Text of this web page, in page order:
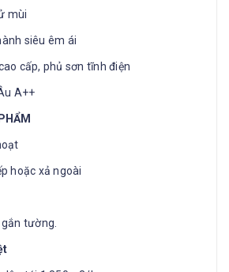
mùi
siêu êm ái
cấp, phủ sơn tĩnh điện
A++
hoặc xả ngoài
tường.